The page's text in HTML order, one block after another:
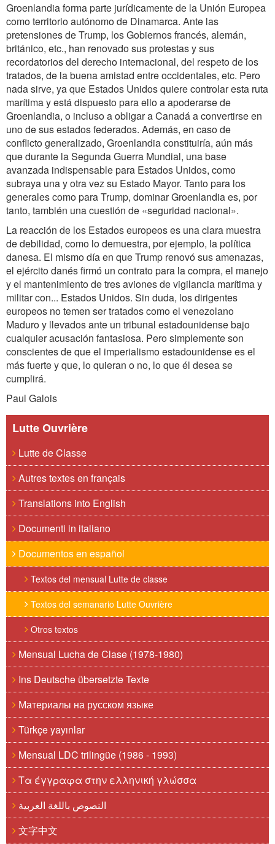
Groenlandia forma parte jurídicamente de la Unión Europea
como territorio autónomo de Dinamarca. Ante las
pretensiones de Trump, los Gobiernos francés, alemán,
británico, etc., han renovado sus protestas y sus
recordatorios del derecho internacional, del respeto de los
tratados, de la buena amistad entre occidentales, etc. Pero
nada sirve, ya que Estados Unidos quiere controlar esta ruta
marítima y está dispuesto para ello a apoderarse de
Groenlandia, o incluso a obligar a Canadá a convertirse en
uno de sus estados federados. Además, en caso de
conflicto generalizado, Groenlandia constituiría, aún más
que durante la Segunda Guerra Mundial, una base
avanzada indispensable para Estados Unidos, como
subraya una y otra vez su Estado Mayor. Tanto para los
generales como para Trump, dominar Groenlandia es, por
tanto, también una cuestión de «seguridad nacional».
La reacción de los Estados europeos es una clara muestra
de debilidad, como lo demuestra, por ejemplo, la política
danesa. El mismo día en que Trump renovó sus amenazas,
el ejército danés firmó un contrato para la compra, el manejo
y el mantenimiento de tres aviones de vigilancia marítima y
militar con... Estados Unidos. Sin duda, los dirigentes
europeos no temen ser tratados como el venezolano
Maduro y llevados ante un tribunal estadounidense bajo
cualquier acusación fantasiosa. Pero simplemente son
conscientes de que el imperialismo estadounidense es el
más fuerte y que, lo quieran o no, lo que él desea se
cumplirá.
Paul Galois
Lutte Ouvrière
Lutte de Classe
Autres textes en français
Translations into English
Documenti in italiano
Documentos en español
Textos del mensual Lutte de classe
Textos del semanario Lutte Ouvrière
Otros textos
Mensual Lucha de Clase (1978-1980)
Ins Deutsche übersetzte Texte
Материалы на русском языке
Türkçe yayınlar
Mensual LDC trilingüe (1986 - 1993)
Τα έγγραφα στην ελληνική γλώσσα
النصوص باللغة العربية
文字中文